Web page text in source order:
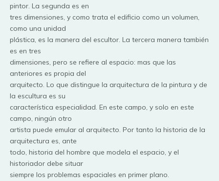
pintor. La segunda es en
tres dimensiones, y como trata el edificio como un volumen,
como una unidad
plástica, es la manera del escultor. La tercera manera también
es en tres
dimensiones, pero se refiere al espacio: mas que las
anteriores es propia del
arquitecto. Lo que distingue la arquitectura de la pintura y de
la escultura es su
característica especialidad. En este campo, y solo en este
campo, ningún otro
artista puede emular al arquitecto. Por tanto la historia de la
arquitectura es, ante
todo, historia del hombre que modela el espacio, y el
historiador debe situar
siempre los problemas espaciales en primer plano.